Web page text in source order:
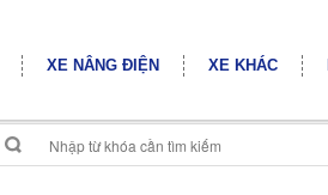
XE NÂNG ĐIỆN XE KHÁC